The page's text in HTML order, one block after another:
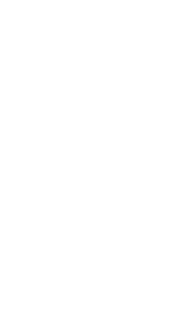
dịch vụ đưa
sạn trước
Bay Đi
với giá tốt và
điểm sau:
có nhiều lựa